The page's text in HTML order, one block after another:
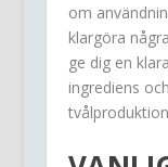
om
klargöra
ge dig en
ingrediens